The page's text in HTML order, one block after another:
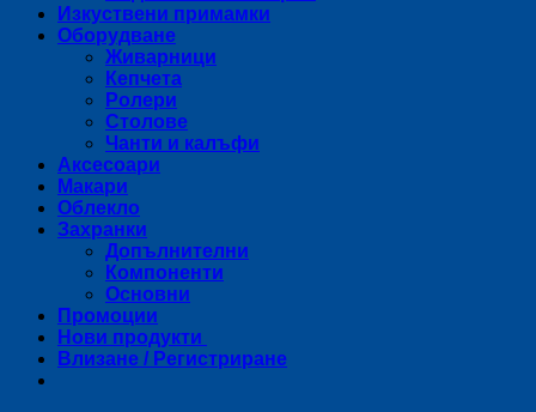
Изкуствени примамки
Оборудване
Живарници
Кепчета
Ролери
Столове
Чанти и калъфи
Аксесоари
Макари
Облекло
Захранки
Допълнителни
Компоненти
Основни
Промоции
Нови продукти
Влизане / Регистриране